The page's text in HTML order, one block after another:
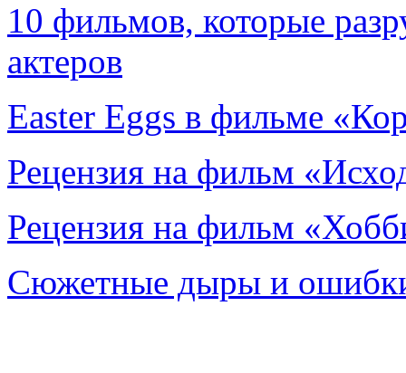
10 фильмов, которые
актеров
Easter Eggs в фильме
Рецензия на фильм
Рецензия на фильм
Сюжетные дыры и